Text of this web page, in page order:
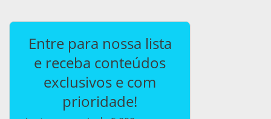
Entre para nossa lista
e receba conteúdos
exclusivos e com
prioridade!